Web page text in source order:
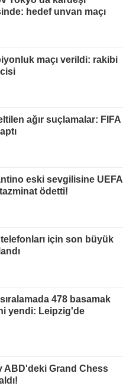
hedef unvan maçı
maçı verildi: rakibi
ağır suçlamalar: FIFA
eski sevgilisine UEFA
ödetti!
telefonları için son büyük
478 basamak
yendi: Leipzig'de
ABD'deki Grand Chess